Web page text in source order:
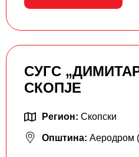
СУГС
СКОПЈЕ
Регион: Скопски
Општина: Аеродром